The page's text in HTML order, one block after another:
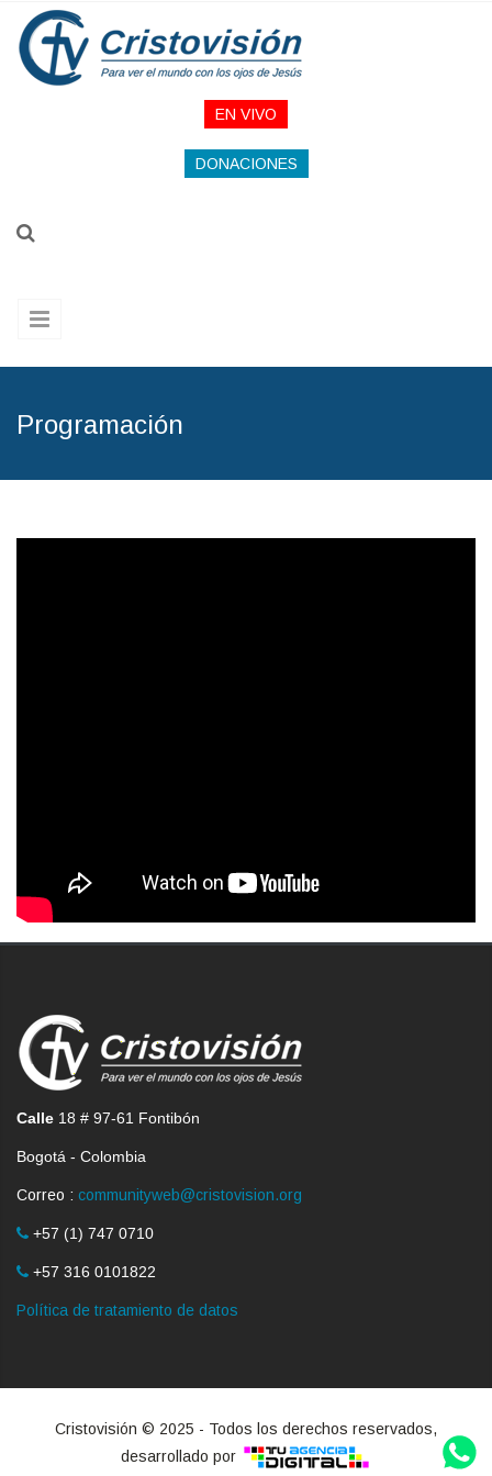
Pasar al contenido principal
EN VIVO
DONACIONES
Programación
Calle 18 # 97-61 Fontibón
Bogotá - Colombia
Correo : communityweb@cristovision.org
+57 (1) 747 0710
+57 316 0101822
Política de tratamiento de datos
Cristovisión © 2025 - Todos los derechos reservados,
desarrollado por